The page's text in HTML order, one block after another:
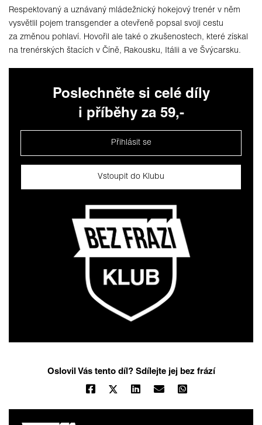
Respektovaný a uznávaný mládežnický hokejový trenér v něm
vysvětlil pojem transgender a otevřeně popsal svoji cestu
za změnou pohlaví. Hovořil ale také o zkušenostech, které získal
na trenérských štacích v Číně, Rakousku, Itálii a ve Švýcarsku.
Poslechněte si celé díly
i příběhy za 59,-
Přihlásit se
Vstoupit do Klubu
Oslovil Vás tento díl? Sdílejte jej bez frází